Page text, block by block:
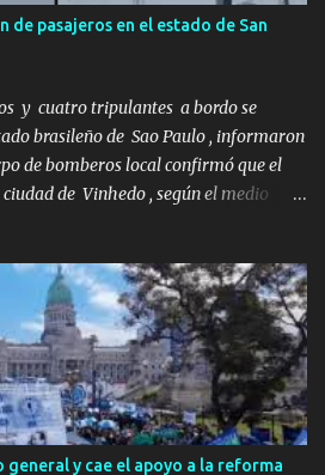
ni expertos en supervivencia.
que se amaban y querían pasar
ciudad. Su plan era de lo más sencillo.
auto, con...
de pasajeros en el estado de San
y cuatro tripulantes a bordo se
brasileño de Sao Paulo , informaron
de bomberos local confirmó que el
de Vinhedo , según el medio
humo saliendo de un aparente fuselaje
GloboNews mostraban un avión que
espiral mientras que un usuario
humareda negra que salían de la
a metros de su casa, entre los
Voepass Linhas Aéreas, se
modelo ATR-72 que cubría la ruta
general y cae el apoyo a la reforma